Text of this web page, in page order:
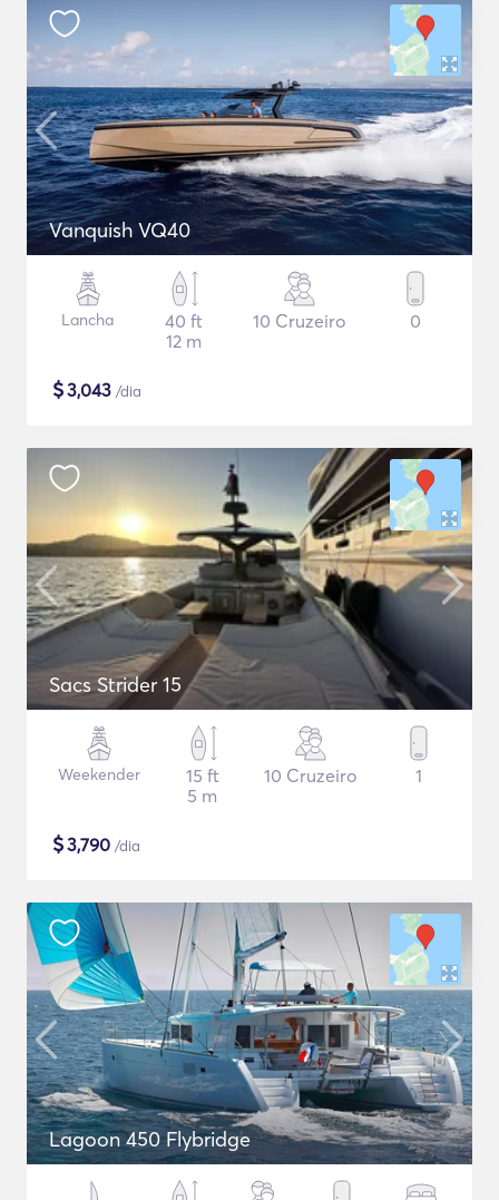
Vanquish VQ40
Lancha
40 ft
12 m
10 Cruzeiro 0
$3,043 /dia
Sacs Strider 15
Weekender
15 ft
5 m
10 Cruzeiro 1
$3,790 /dia
Lagoon 450 Flybridge